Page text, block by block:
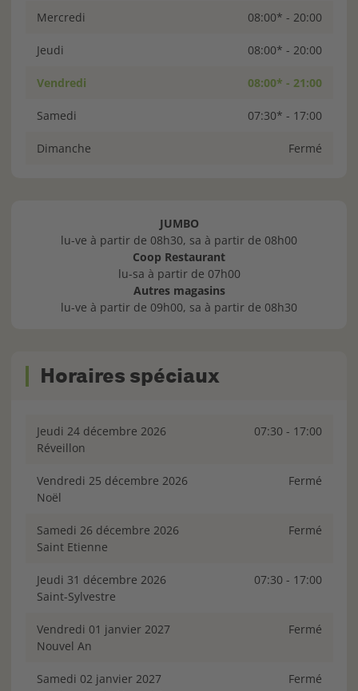
Mercredi 08:00* - 20:00
Jeudi 08:00* - 20:00
Vendredi 08:00* - 21:00
Samedi 07:30* - 17:00
Dimanche Fermé
Horaires spéciaux
jeudi 24 décembre 2026
Réveillon
07:30 - 17:00
vendredi 25 décembre 2026
Noël
Fermé
samedi 26 décembre 2026
Saint Etienne
Fermé
jeudi 31 décembre 2026
Saint-Sylvestre
07:30 - 17:00
vendredi 01 janvier 2027
Nouvel An
Fermé
samedi 02 janvier 2027
Fermé
JUMBO
lu-ve à partir de 08h30, sa à partir de 08h00
Coop Restaurant
lu-sa à partir de 07h00
Autres magasins
lu-ve à partir de 09h00, sa à partir de 08h30